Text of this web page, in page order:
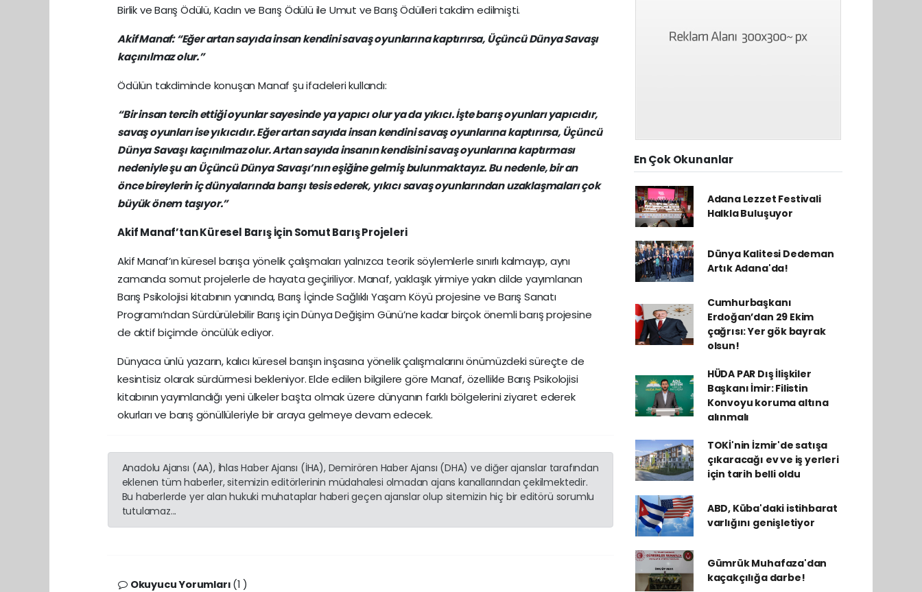
Birlik ve Barış Ödülü, Kadın ve Barış Ödülü ile Umut ve Barış Ödülleri takdim edilmişti.
Akif Manaf: “Eğer artan sayıda insan kendini savaş oyunlarına kaptırırsa, Üçüncü Dünya Savaşı
kaçınılmaz olur.”
Ödülün takdiminde konuşan Manaf şu ifadeleri kullandı:
“Bir insan tercih ettiği oyunlar sayesinde ya yapıcı olur ya da yıkıcı. İşte barış oyunları yapıcıdır,
savaş oyunları ise yıkıcıdır. Eğer artan sayıda insan kendini savaş oyunlarına kaptırırsa, Üçüncü
Dünya Savaşı kaçınılmaz olur. Artan sayıda insanın kendisini savaş oyunlarına kaptırması
nedeniyle şu an Üçüncü Dünya Savaşı’nın eşiğine gelmiş bulunmaktayız. Bu nedenle, bir an
önce bireylerin iç dünyalarında barışı tesis ederek, yıkıcı savaş oyunlarından uzaklaşmaları çok
büyük önem taşıyor.”
Akif Manaf’tan Küresel Barış İçin Somut Barış Projeleri
Akif Manaf’ın küresel barışa yönelik çalışmaları yalnızca teorik söylemlerle sınırlı kalmayıp, aynı
zamanda somut projelerle de hayata geçiriliyor. Manaf, yaklaşık yirmiye yakın dilde yayımlanan
Barış Psikolojisi kitabının yanında, Barış İçinde Sağlıklı Yaşam Köyü projesine ve Barış Sanatı
Programı’ndan Sürdürülebilir Barış için Dünya Değişim Günü’ne kadar birçok önemli barış projesine
de aktif biçimde öncülük ediyor.
Dünyaca ünlü yazarın, kalıcı küresel barışın inşasına yönelik çalışmalarını önümüzdeki süreçte de
kesintisiz olarak sürdürmesi bekleniyor. Elde edilen bilgilere göre Manaf, özellikle Barış Psikolojisi
kitabının yayımlandığı yeni ülkeler başta olmak üzere dünyanın farklı bölgelerini ziyaret ederek
okurları ve barış gönüllüleriyle bir araya gelmeye devam edecek.
Anadolu Ajansı (AA), İhlas Haber Ajansı (İHA), Demirören Haber Ajansı (DHA) ve diğer ajanslar tarafından
eklenen tüm haberler, sitemizin editörlerinin müdahalesi olmadan ajans kanallarından çekilmektedir.
Bu haberlerde yer alan hukuki muhataplar haberi geçen ajanslar olup sitemizin hiç bir editörü sorumlu
tutulamaz...
Okuyucu Yorumları (1 )
En Çok Okunanlar
Adana Lezzet Festivali
Halkla Buluşuyor
Dünya Kalitesi Dedeman
Artık Adana'da!
Cumhurbaşkanı
Erdoğan’dan 29 Ekim
çağrısı: Yer gök bayrak
olsun!
HÜDA PAR Dış İlişkiler
Başkanı İmir: Filistin
Konvoyu koruma altına
alınmalı
TOKİ'nin İzmir'de satışa
çıkaracağı ev ve iş yerleri
için tarih belli oldu
ABD, Küba'daki istihbarat
varlığını genişletiyor
Gümrük Muhafaza'dan
kaçakçılığa darbe!